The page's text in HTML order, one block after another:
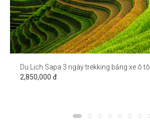
Du Lịch Sapa 3 ngày trekking bằng xe ô tô
2,850,000 đ